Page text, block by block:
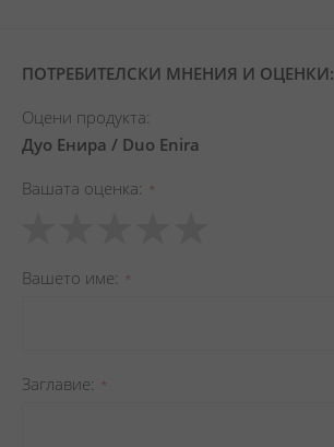
ПОТРЕБИТЕЛСКИ МНЕНИЯ И ОЦЕНКИ:
Оцени продукта:
Дуо Енира / Duo Enira
Вашата оценка
star
stars
stars
stars
stars
Вашето име
Заглавиe